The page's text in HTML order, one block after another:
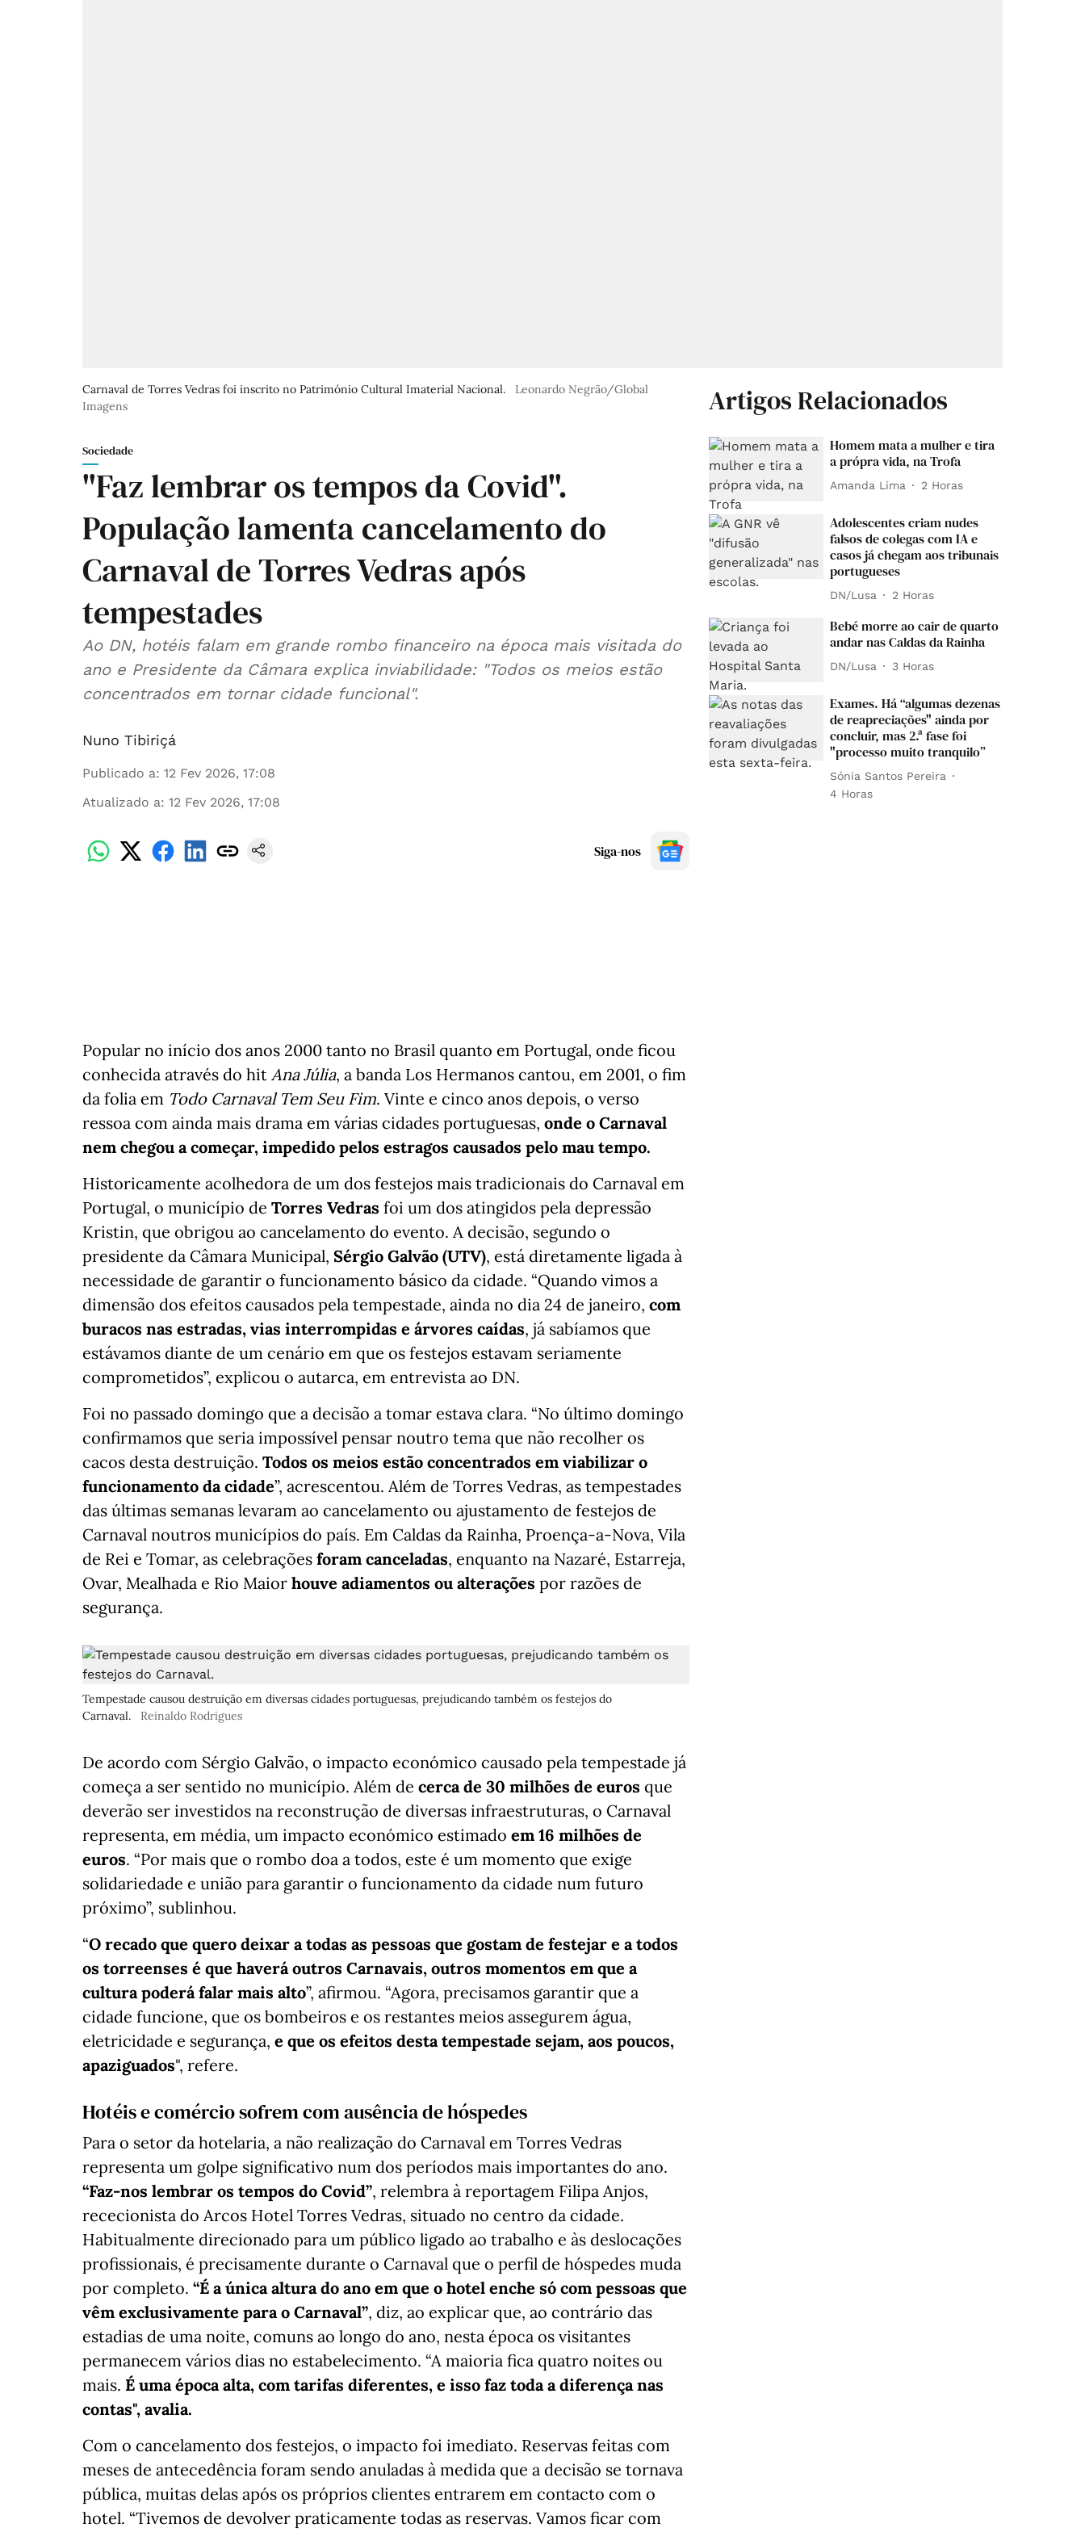
Carnaval de Torres Vedras foi inscrito no Património Cultural Imaterial Nacional.
Leonardo Negrão/Global
Imagens
Sociedade
"Faz lembrar os tempos da Covid".
População lamenta cancelamento do
Carnaval de Torres Vedras após
tempestades
Ao DN, hotéis falam em grande rombo financeiro na época mais visitada do
ano e Presidente da Câmara explica inviabilidade: "Todos os meios estão
concentrados em tornar cidade funcional".
Nuno Tibiriçá
Publicado a: 12 Fev 2026, 17:08
Atualizado a: 12 Fev 2026, 17:08
Siga-nos
Popular no início dos anos 2000 tanto no Brasil quanto em Portugal, onde ficou
conhecida através do hit Ana Júlia, a banda Los Hermanos cantou, em 2001, o fim
da folia em Todo Carnaval Tem Seu Fim. Vinte e cinco anos depois, o verso
ressoa com ainda mais drama em várias cidades portuguesas, onde o Carnaval
nem chegou a começar, impedido pelos estragos causados pelo mau tempo.
Historicamente acolhedora de um dos festejos mais tradicionais do Carnaval em
Portugal, o município de Torres Vedras foi um dos atingidos pela depressão
Kristin, que obrigou ao cancelamento do evento. A decisão, segundo o
presidente da Câmara Municipal, Sérgio Galvão (UTV), está diretamente ligada à
necessidade de garantir o funcionamento básico da cidade. “Quando vimos a
dimensão dos efeitos causados pela tempestade, ainda no dia 24 de janeiro, com
buracos nas estradas, vias interrompidas e árvores caídas, já sabíamos que
estávamos diante de um cenário em que os festejos estavam seriamente
comprometidos”, explicou o autarca, em entrevista ao DN.
Foi no passado domingo que a decisão a tomar estava clara. “No último domingo
confirmamos que seria impossível pensar noutro tema que não recolher os
cacos desta destruição. Todos os meios estão concentrados em viabilizar o
funcionamento da cidade”, acrescentou. Além de Torres Vedras, as tempestades
das últimas semanas levaram ao cancelamento ou ajustamento de festejos de
Carnaval noutros municípios do país. Em Caldas da Rainha, Proença-a-Nova, Vila
de Rei e Tomar, as celebrações foram canceladas, enquanto na Nazaré, Estarreja,
Ovar, Mealhada e Rio Maior houve adiamentos ou alterações por razões de
segurança.
Tempestade causou destruição em diversas cidades portuguesas, prejudicando também os festejos do
Carnaval.
Reinaldo Rodrigues
De acordo com Sérgio Galvão, o impacto económico causado pela tempestade já
começa a ser sentido no município. Além de cerca de 30 milhões de euros que
deverão ser investidos na reconstrução de diversas infraestruturas, o Carnaval
representa, em média, um impacto económico estimado em 16 milhões de
euros. “Por mais que o rombo doa a todos, este é um momento que exige
solidariedade e união para garantir o funcionamento da cidade num futuro
próximo”, sublinhou.
“O recado que quero deixar a todas as pessoas que gostam de festejar e a todos
os torreenses é que haverá outros Carnavais, outros momentos em que a
cultura poderá falar mais alto”, afirmou. “Agora, precisamos garantir que a
cidade funcione, que os bombeiros e os restantes meios assegurem água,
eletricidade e segurança, e que os efeitos desta tempestade sejam, aos poucos,
apaziguados", refere.
Hotéis e comércio sofrem com ausência de hóspedes
Para o setor da hotelaria, a não realização do Carnaval em Torres Vedras
representa um golpe significativo num dos períodos mais importantes do ano.
“Faz-nos lembrar os tempos do Covid”, relembra à reportagem Filipa Anjos,
rececionista do Arcos Hotel Torres Vedras, situado no centro da cidade.
Habitualmente direcionado para um público ligado ao trabalho e às deslocações
profissionais, é precisamente durante o Carnaval que o perfil de hóspedes muda
por completo. “É a única altura do ano em que o hotel enche só com pessoas que
vêm exclusivamente para o Carnaval”, diz, ao explicar que, ao contrário das
estadias de uma noite, comuns ao longo do ano, nesta época os visitantes
permanecem vários dias no estabelecimento. “A maioria fica quatro noites ou
mais. É uma época alta, com tarifas diferentes, e isso faz toda a diferença nas
contas", avalia.
Com o cancelamento dos festejos, o impacto foi imediato. Reservas feitas com
meses de antecedência foram sendo anuladas à medida que a decisão se tornava
pública, muitas delas após os próprios clientes entrarem em contacto com o
hotel. “Tivemos de devolver praticamente todas as reservas. Vamos ficar com
Artigos Relacionados
Homem mata a mulher e tira
a própra vida, na Trofa
Amanda Lima 2 Horas
Adolescentes criam nudes
falsos de colegas com IA e
casos já chegam aos tribunais
portugueses
DN/Lusa 2 Horas
Bebé morre ao cair de quarto
andar nas Caldas da Rainha
DN/Lusa 3 Horas
Exames. Há “algumas dezenas
de reapreciações" ainda por
concluir, mas 2.ª fase foi
"processo muito tranquilo”
Sónia Santos Pereira
4 Horas